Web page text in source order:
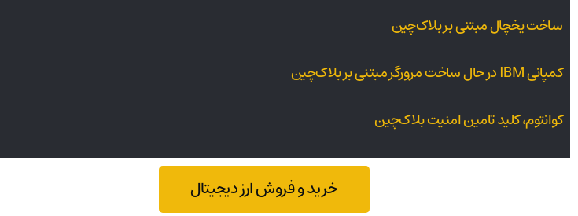
ساخت یخچال مبتنی بر بلاک‌چین
کمپانی IBM در حال ساخت مرورگر مبتنی بر بلاک‌چین
کوانتوم، کلید تامین امنیت بلاک‌چین
خرید و فروش ارز دیجیتال